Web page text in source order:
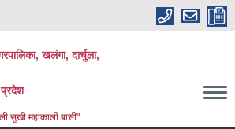
खलंगा, दार्चुला,
सुखी महाकाली बासी"